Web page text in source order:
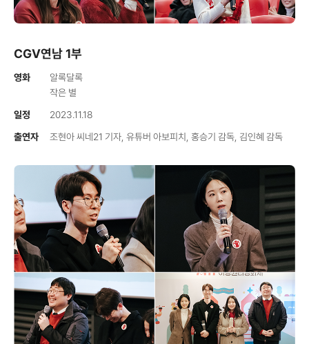
CGV연남 1부
영화
알록달록
작은 별
일정
2023.11.18
출연자
조현아 씨네21 기자, 유튜버 아보피치, 홍승기 감독, 김인혜 감독